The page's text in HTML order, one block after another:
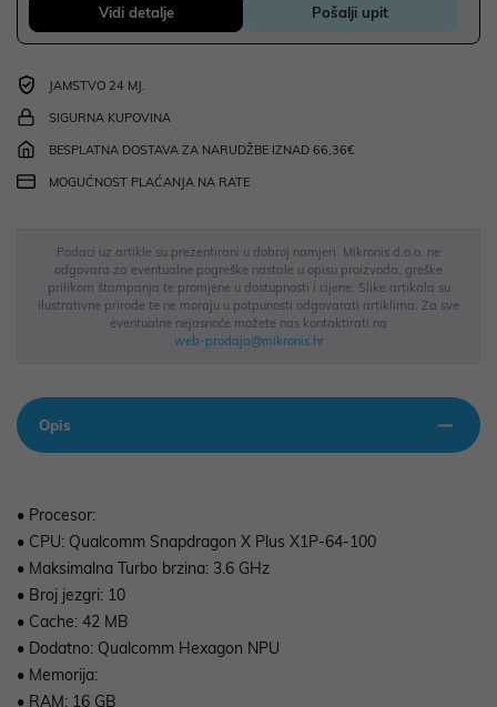
Vidi detalje Pošalji upit
JAMSTVO 24 MJ.
SIGURNA KUPOVINA
BESPLATNA DOSTAVA ZA NARUDŽBE IZNAD 66,36€
MOGUĆNOST PLAĆANJA NA RATE
Podaci uz artikle su prezentirani u dobroj namjeri. Mikronis d.o.o. ne
odgovara za eventualne pogreške nastale u opisu proizvoda, greške
prilikom štampanja te promjene u dostupnosti i cijene. Slike artikala su
ilustrativne prirode te ne moraju u potpunosti odgovarati artiklima. Za sve
eventualne nejasnoće možete nas kontaktirati na
web-prodaja@mikronis.hr
Opis
• Procesor:
• CPU: Qualcomm Snapdragon X Plus X1P-64-100
• Maksimalna Turbo brzina: 3.6 GHz
• Broj jezgri: 10
• Cache: 42 MB
• Dodatno: Qualcomm Hexagon NPU
• Memorija:
• RAM: 16 GB